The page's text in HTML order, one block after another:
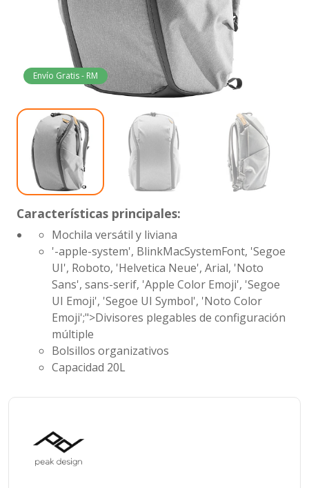
Envío Gratis - RM
Características principales:
Mochila versátil y liviana
'-apple-system', BlinkMacSystemFont, 'Segoe
UI', Roboto, 'Helvetica Neue', Arial, 'Noto
Sans', sans-serif, 'Apple Color Emoji', 'Segoe
UI Emoji', 'Segoe UI Symbol', 'Noto Color
Emoji';">Divisores plegables de configuración
múltiple
Bolsillos organizativos
Capacidad 20L